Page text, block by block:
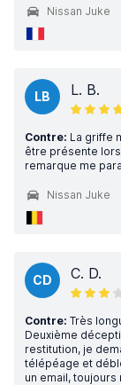
Nissan Juke
LB L. B.
Contre: La griffe
être présente
remarque me
Nissan Juke
CD C. D.
Contre: Très
Deuxième
restitution, je
télépéage et
un email,